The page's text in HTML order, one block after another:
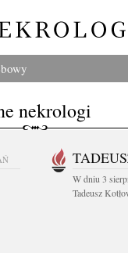
nekrologi
W dniu 3
Tadeusz